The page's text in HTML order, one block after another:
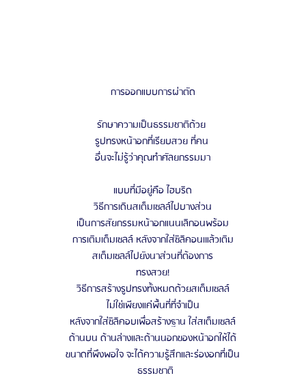
การออกแบบการผ่าตัด
รักษาความเป็นธรรมชาติด้วย
รูปทรงหน้าอกที่เรียบสวย ที่คน
อื่นจะไม่รู้ว่าคุณทําศัลยกรรมมา
แบบที่มีอยู่คือ ไฮบริด
วิธีการเดินสเต็มเซลล์ไปบางส่วน
เป็นการสัยกรรมหน้าอกแนนเลิกอนพร้อม
การเติมเต็มเซลล์ หลังจากใส่ซิลิคอนเแล้วเติม
สเต็มเซลล์ไปยังนาส่วนที่ต้องการ
ทรงสวย!
วิธีการสร้างรูปทรงทั้งหมดด้วยสเต็มเซลล์
ไม่ใช่เพียงแค่พื้นที่ที่จําเป็น
หลังจากใส่ซิลิคอบเพื่อสร้างฐาน ใส่สเต็มเซลล์
ด้านบน ด้านล่างและด้านนอกของหน้าอกให้ได้
ขนาดที่พึงพอใจ จะได้ความรู้สึกและร่องอกที่เป็น
ธรรมชาติ